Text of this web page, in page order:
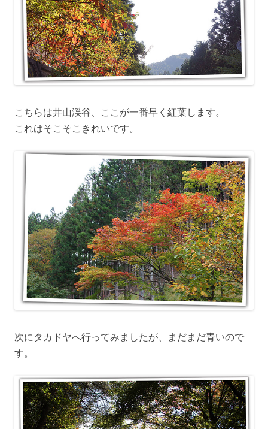
こちらは井山渓谷、ここが一番早く紅葉します。
これはそこそこきれいです。
次にタカドヤへ行ってみましたが、まだまだ青いので
す。